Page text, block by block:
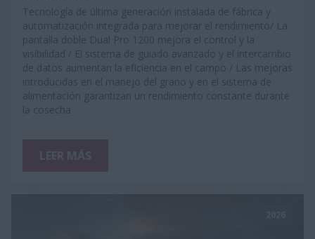
Tecnología de última generación instalada de fábrica y
automatización integrada para mejorar el rendimiento/ La
pantalla doble Dual Pro 1200 mejora el control y la
visibilidad / El sistema de guiado avanzado y el intercambio
de datos aumentan la eficiencia en el campo / Las mejoras
introducidas en el manejo del grano y en el sistema de
alimentación garantizan un rendimiento constante durante
la cosecha